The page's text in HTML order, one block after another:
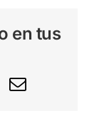
en tus
Correo